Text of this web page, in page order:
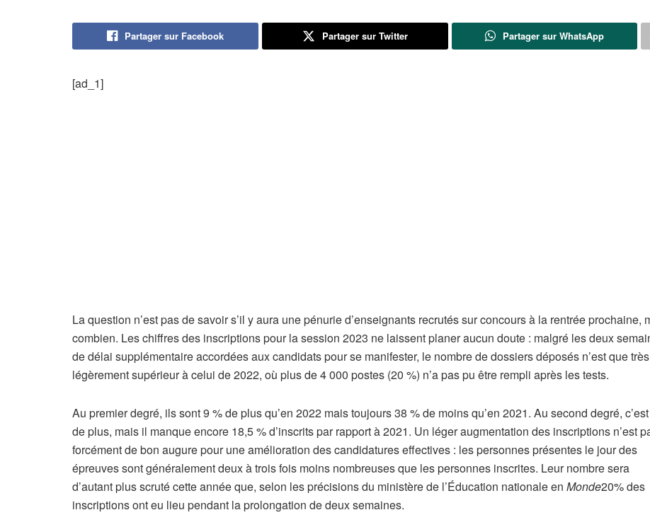
Partager sur Facebook Partager sur Twitter Partager sur WhatsApp
[ad_1]
La question n’est pas de savoir s’il y aura une pénurie d’enseignants recrutés sur concours à la rentrée prochaine,
combien. Les chiffres des inscriptions pour la session 2023 ne laissent planer aucun doute : malgré les deux
de délai supplémentaire accordées aux candidats pour se manifester, le nombre de dossiers déposés n’est que très
légèrement supérieur à celui de 2022, où plus de 4 000 postes (20 %) n’a pas pu être rempli après les tests.
Au premier degré, ils sont 9 % de plus qu’en 2022 mais toujours 38 % de moins qu’en 2021. Au second degré,
de plus, mais il manque encore 18,5 % d’inscrits par rapport à 2021. Un léger augmentation des inscriptions n’est
forcément de bon augure pour une amélioration des candidatures effectives : les personnes présentes le jour des
épreuves sont généralement deux à trois fois moins nombreuses que les personnes inscrites. Leur nombre sera
d’autant plus scruté cette année que, selon les précisions du ministère de l’Éducation nationale en Monde20% des
inscriptions ont eu lieu pendant la prolongation de deux semaines.